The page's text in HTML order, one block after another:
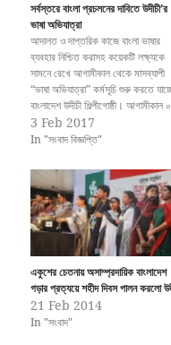
সর্বস্তরে বাংলা প্রচলনের দাবিতে উদীচী’র
ভাষা অভিযাত্রা
আদালত ও দাপ্তরিক কাজে বাংলা ভাষার
ব্যবহার নিশ্চিত করাসহ কয়েকটি লক্ষ্যকে
সামনে রেখে আগামীকাল থেকে মাসব্যাপী
“ভাষা অভিযাত্রা” কর্মসূচি শুরু করতে
বাংলাদেশ উদীচী শিল্পীগোষ্ঠী। আগামীকাল
ফেব্রুয়ারি শুক্রবার বিকাল ৪টায় জাতীয়
প্রেসক্লাবের সামনে থেকে শোভাযাত্রাসহ
প্রতি শ্রদ্ধা নিবেদনের মধ্য দিয়ে শুরু হবে
এ…
3 Feb 2017
In "সংবাদ বিজ্ঞপ্তি"
একুশের চেতনায় অসাম্প্রদায়িক বাংলাদেশ
গড়ার প্রত্যয়ে শহীদ দিবস পালন করলো
21 Feb 2014
In "সংবাদ"